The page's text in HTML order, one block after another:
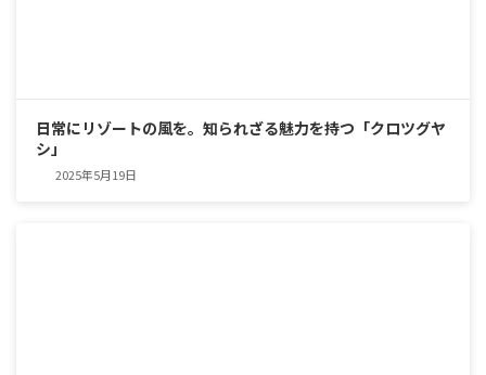
日常にリゾートの風を。知られざる魅力を持つ「クロツグヤ
シ」
2025年5月19日